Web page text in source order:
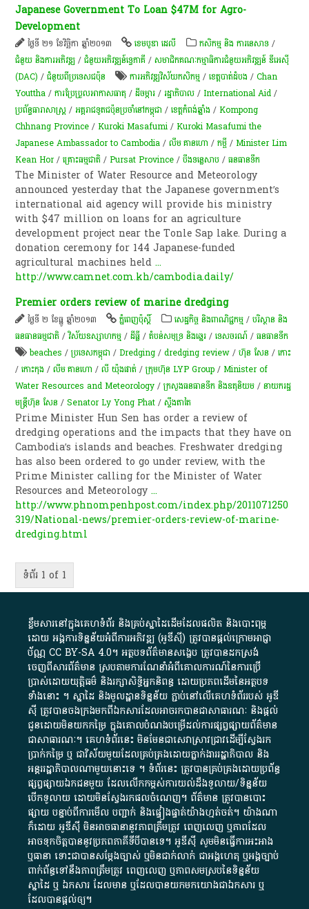
Japanese Government To Loan $47M for Agro-
Development
ថ្ងៃទី ២១ ខែវិច្ឆិកា ឆ្នាំ២០១៣ ខេមបូឌា ដេលី កសិកម្ម​ និង​ ការ​នេ​សាទ​ /
ជំនួយ និងការអភិវឌ្ឍ /ជំនួយអភិវឌ្ឍន៍ទ្វេភាគី /សមាជិកគណៈកម្មាធិការជំនួយអភិវឌ្ឍន៍ ឌីអេស៊ី
(DAC) /ជំនួយពីប្រទេសជប៉ុន ការ​អភិវឌ្ឍ​វិស័យ​កសិកម្ម​ /ខេត្តបាត់ដំបង /Chan
Youttha /ការប្រែប្រួលអាកាសធាតុ /ដី​ចម្ការ /រដ្ឋាភិបាល /International Aid /
ប្រព័ន្ធ​ធារាសាស្ត្រ​ /​អគ្គរាជទូត​ជប៉ុនប្រចាំ​នៅ​កម្ពុជា /ខេត្តកំពង់ឆ្នាំង /Kompong
Chhnang Province /Kuroki Masafumi /Kuroki Masafumi the
Japanese Ambassador to Cambodia /លឹម គាន​ហោ /កម្ចី​ /Minister Lim
Kean Hor/​គ្រោះ​ធម្មជាតិ /Pursat Province /បឹងទន្លេសាប /​ធនធាន​ទឹក​
The Minister of Water Resource and Meteorology
announced yesterday that the Japanese government’s
international aid agency will provide his ministry
with $47 million on loans for an agriculture
development project near the Tonle Sap lake. During a
donation ceremony for 144 Japanese-funded
agricultural machines held...
http://www.camnet.com.kh/cambodia.daily/
Premier orders review of marine dredging
ថ្ងៃទី ២ ខែធ្នូ ឆ្នាំ២០១៣ ភ្នំពេញប៉ុស្តិ៍ សេដ្ឋកិច្ច និងពាណិជ្ជកម្ម /បរិស្ថាន និង
ធនធានធម្មជាតិ /វិស័យឧស្សាហកម្ម /ដីធ្លី /​តំបន់​សមុទ្រ និង​ឆ្នេរ​ /ទេសចរណ៍ /​ធនធាន​ទឹក​
beaches /ប្រទេសកម្ពុជា /Dredging /dredging review /ហ៊ុន សែន /កោះ
/កោះកុង /លឹម គាន​ហោ /លី យ៉ុងផាត់ /​ក្រុមហ៊ុន LYP Group /Minister of
Water Resources and Meteorology /ក្រសួងធនធានទឹក និងឧតុនិយម /នាយករដ្ឋ
មន្ត្រីហ៊ុន សែន /Senator Ly Yong Phat /ស្ទឹង​តាតៃ
Prime Minister Hun Sen has order a review of
dredging operations and the impacts that they have on
Cambodia’s islands and beaches. Freshwater dredging
has also been ordered to go under review, with the
Prime Minister calling for the Minister of Water
Resources and Meteorology...
http://www.phnompenhpost.com/index.php/2011071250
319/National-news/premier-orders-review-of-marine-
dredging.html
ទំព័រ 1 of 1
ខ្លឹមសារ​នៅ​ក្នុង​គេហទំព័រ និង​គ្រប់​ស្នា​ដៃ​ដើម​ដែល​ផលិត​ និង​បោះពុម្ព​
ដោយ​ អង្គការ​ទិន្នន័យ​អំពី​ការអភិវឌ្ឍ​​ (អូ​ឌី​ស៊ី)​ ត្រូវ​បាន​ផ្តល់​ក្រោម​អាជ្ញា
ប័ណ្ណ​CC BY-SA 4.0។​ អត្ថបទ​ព័ត៌មាន​សង្ខេប​ ត្រូវ​បាន​ដកស្រង់​
ចេញពី​សារព័ត៌មាន ស្របតាមការ​ណែនាំ​អំពី​គោលការណ៍​នៃ​ការ​ប្រើ
ប្រាស់​ដោយ​យុត្តិធម៌​ និង​រក្សាសិទ្ធិអ្នកនិពន្ធ ដោយ​ប្រភពដើម​នៃ​​អត្ថបទ
ទាំង​នោះ​ ។​ ស្នាដៃ​ និង​មូលដ្ឋាន​ទិន្នន័យ ​ភ្ជាប់​នៅ​លើ​គេហទំព័រ​របស់​ អូ​ឌី​
ស៊ី​ ត្រូវ​បាន​ចងក្រង​មក​ពី​ឯកសារ​ដែល​អាច​រក​បានជា​សាធារណៈ​ និង​ផ្តល់​
ជូន​ដោយ​មិន​យក​កម្រៃ​ ក្នុង​គោលបំណង​បម្រើ​ដល់ការ​ផ្សព្វផ្សាយ​ព័ត៌មាន​
ជា​សាធារណៈ​។​ គេហទំព័រ​នេះ​ មិនមែន​ជា​សេវា​ស្រាវជ្រាវ​ដើម្បី​ស្វែងរក
ប្រាក់​កម្រៃ​ ឬ​ ជា​វិស័យ​មួយ​ដែល​គ្រប់គ្រង​ដោយ​ភ្នាក់ងារ​រដ្ឋាភិបាល​ និង ​
អន្តររដ្ឋាភិបាល​ណាមួយ​នោះ​ទេ ​។​ ទំព័រ​នេះ​ ត្រូវ​បាន​គ្រប់គ្រង​ដោយ​ប្រព័ន្ធ​
ផ្សព្វផ្សាយ​ឯកជន​មួយ​ ដែល​លើកកម្ពស់​ការ​យល់​ដឹង​ទូលាយ​/​ទិន្នន័យ​
បើក​ទូលាយ​ ដោយ​មិនស្វែង​រក​ផល​ចំណេញ​។​ ព័ត៌មាន​ ត្រូវ​បាន​បោះ
ផ្សាយ​ បន្ទាប់​ពី​ការ​មើល​ បញ្ជាក់​ និង​ផ្ទៀងផ្ទាត់​យ៉ាង​ហ្មត់ចត់​។​ យ៉ាងណា​
ក៏​ដោយ​ អូ​ឌី​ស៊ី​ មិន​អាច​ធានា​នូវ​ភាព​ត្រឹមត្រូវ​ ពេញលេញ​ ឬ​ភាព​ដែល​
អាច​ទុកចិត្ត​បាននូវ​ប្រភព​ភាគី​ទី​បី​បាន​ទេ​។​ អូ​ឌី​ស៊ី​ សូម​មិន​ធ្វើការ​អះអាង​
ឬ​ធានា​ ទោះជា​បាន​សម្តែង​ច្បាស់​ ឬ​មិន​ជាក់លាក់​ ជា​អង្គហេតុ​ ឬ​អង្គច្បាប់​
ពាក់ព័ន្ធ​ទៅ​នឹង​ភាព​ត្រឹមត្រូវ​ ពេញលេញ​ ឬ​ភាព​សម​ស្រប​នៃ​ទិន្នន័យ​
ស្នាដៃ​ ឬ​ ឯកសារ​ ដែល​មាន​ ឬ​ដែល​បាន​យក​មក​យោង​ជា​ឯកសារ​ ឬ​
ដែល​បាន​ផ្តល់​ឲ្យ​។